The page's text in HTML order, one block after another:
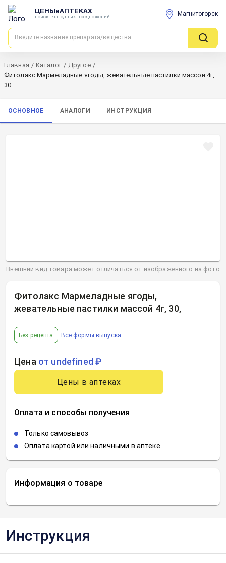
ЦЕНЫвАПТЕКАХ
поиск выгодных предложений Магнитогорск
Главная / Каталог / Другое /
Фитолакс Мармеладные ягоды, жевательные пастилки массой 4г,
30
ОСНОВНОЕ АНАЛОГИ ИНСТРУКЦИЯ
Информация о товаре
Фитолакс Мармеладные ягоды,
жевательные пастилки массой 4г, 30,
Без рецепта Все формы выпуска
Цена от undefined ₽
Цены в аптеках
Оплата и способы получения
Только самовывоз
Оплата картой или наличными в аптеке
Внешний вид товара может отличаться от изображенного на фото
Инструкция